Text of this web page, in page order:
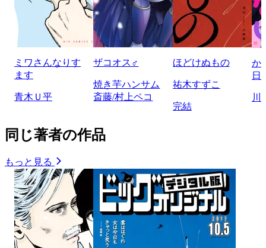
ミワさんなりす
ます
青木Ｕ平
ザコオス♂
焼き芋ハンサム
斎藤/村上ペコ
ほどけぬもの
祐木すずこ
完結
か
日
川
同じ著者の作品
もっと見る